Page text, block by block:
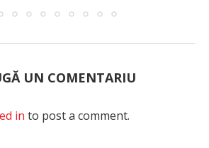
UN COMENTARIU
in to post a comment.